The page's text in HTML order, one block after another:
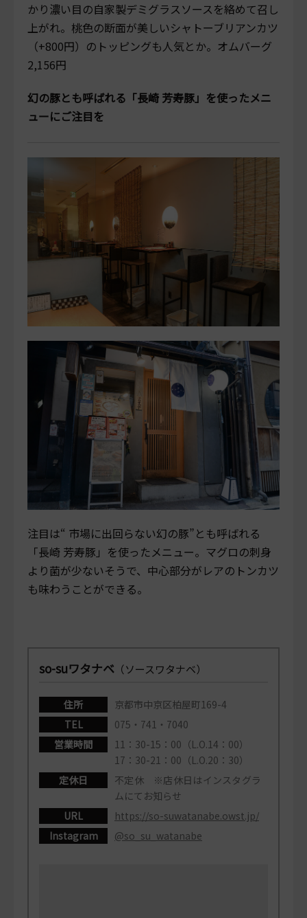
かり濃い目の自家製デミグラスソースを絡めて召し
上がれ。桃色の断面が美しいシャトーブリアンカツ
（+800円）のトッピングも人気とか。オムバーグ
2,156円
幻の豚とも呼ばれる「長崎 芳寿豚」を使ったメニ
ューにご注目を
注目は“ 市場に出回らない幻の豚”とも呼ばれる
「長崎 芳寿豚」を使ったメニュー。マグロの刺身
より菌が少ないそうで、中心部分がレアのトンカツ
も味わうことができる。
so-suワタナベ （ソースワタナベ）
住所
京都市中京区柏屋町169-4
TEL
075・741・7040
営業時間
11：30-15：00（L.O.14：00）
17：30-21：00（L.O.20：30）
定休日
不定休 ※店休日はインスタグラ
ムにてお知らせ
URL
https://so-suwatanabe.owst.jp/
Instagram
@so_su_watanabe